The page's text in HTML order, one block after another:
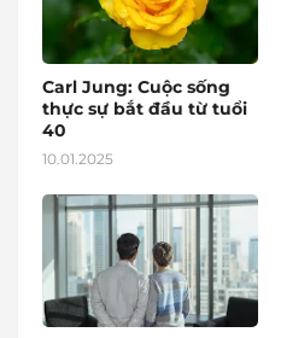
Carl Jung: Cuộc sống
thực sự bắt đầu từ tuổi
40
10.01.2025